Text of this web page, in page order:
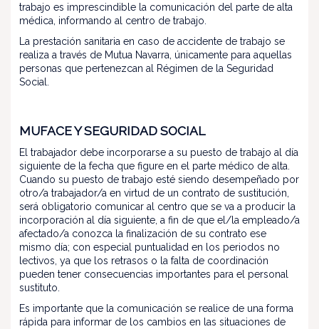
trabajo es imprescindible la comunicación del parte de alta
médica, informando al centro de trabajo.
La prestación sanitaria en caso de accidente de trabajo se
realiza a través de Mutua Navarra, únicamente para aquellas
personas que pertenezcan al Régimen de la Seguridad
Social.
MUFACE Y SEGURIDAD SOCIAL
El trabajador debe incorporarse a su puesto de trabajo al día
siguiente de la fecha que figure en el parte médico de alta.
Cuando su puesto de trabajo esté siendo desempeñado por
otro/a trabajador/a en virtud de un contrato de sustitución,
será obligatorio comunicar al centro que se va a producir la
incorporación al día siguiente, a fin de que el/la empleado/a
afectado/a conozca la finalización de su contrato ese
mismo día; con especial puntualidad en los periodos no
lectivos, ya que los retrasos o la falta de coordinación
pueden tener consecuencias importantes para el personal
sustituto.
Es importante que la comunicación se realice de una forma
rápida para informar de los cambios en las situaciones de